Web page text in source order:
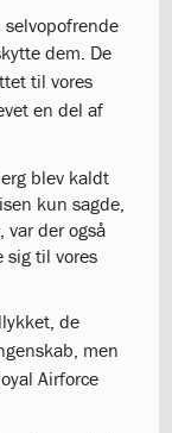
selvopofrende
dem. De
til vores
en del af
blev kaldt
kun sagde,
var der også
sig til vores
de
men
Airforce